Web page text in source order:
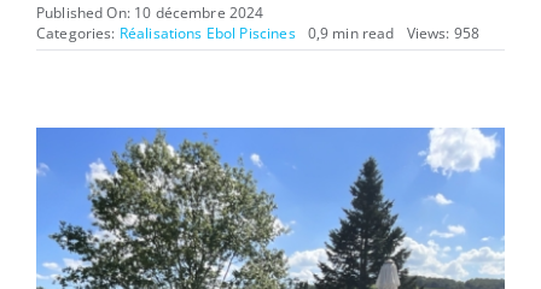
Published On: 10 décembre 2024
Categories: Réalisations Ebol Piscines 0,9 min read Views: 958